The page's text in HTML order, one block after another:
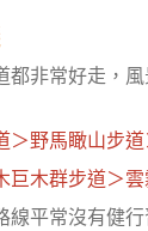
都非常好走，
＞野馬瞰山步
巨木群步道＞
線平常沒有健